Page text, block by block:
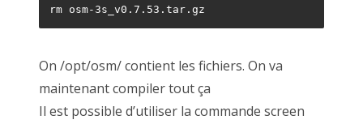
rm osm-3s_v0.7.53.tar.gz
On /opt/osm/ contient les fichiers. On va
maintenant compiler tout ça
Il est possible d’utiliser la commande screen